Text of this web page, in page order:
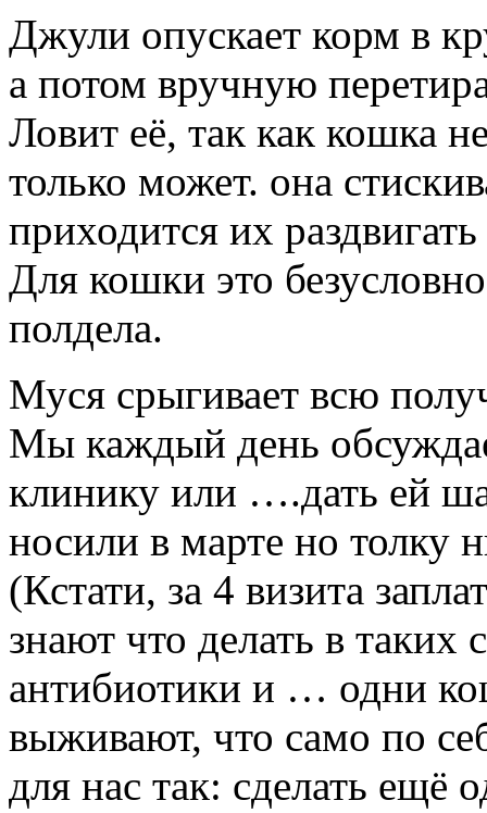
Джули опускает корм в
а потом вручную
Ловит её, так как кошка
только может. она
приходится их
Для кошки это
полдела.
Муся срыгивает всю
Мы каждый день
клинику или ….дать ей
носили в марте но толку
(Кстати, за 4 визита
знают что делать в
антибиотики и … одни
выживают, что само по
для нас так: сделать